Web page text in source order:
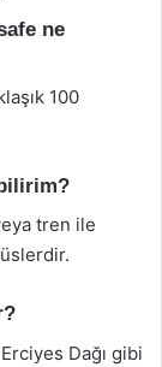
ne
100
tren ile
Dağı gibi